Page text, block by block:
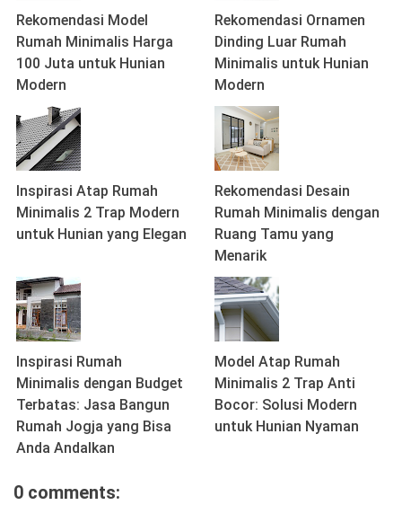
Rekomendasi Model
Rumah Minimalis Harga
100 Juta untuk Hunian
Modern
Rekomendasi Ornamen
Dinding Luar Rumah
Minimalis untuk Hunian
Modern
Inspirasi Atap Rumah
Minimalis 2 Trap Modern
untuk Hunian yang Elegan
Rekomendasi Desain
Rumah Minimalis dengan
Ruang Tamu yang
Menarik
Inspirasi Rumah
Minimalis dengan Budget
Terbatas: Jasa Bangun
Rumah Jogja yang Bisa
Anda Andalkan
Model Atap Rumah
Minimalis 2 Trap Anti
Bocor: Solusi Modern
untuk Hunian Nyaman
0 comments: